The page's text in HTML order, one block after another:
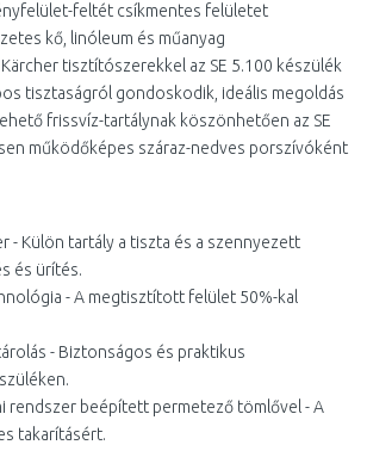
feltét csíkmentes felületet
kő, linóleum és műanyag
tisztítószerekkel az SE 5.100 készülék
tisztaságról gondoskodik, ideális megoldás
frissvíz-tartálynak köszönhetően az SE
működőképes száraz-nedves porszívóként
- Külön tartály a tiszta és a szennyezett
és ürítés.
- A megtisztított felület 50%-kal
- Biztonságos és praktikus
rendszer beépített permetező tömlővel - A
takarításért.